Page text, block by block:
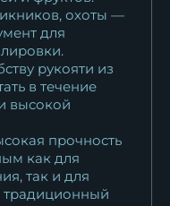
охоты —
для
рукояти из
в течение
высокой
прочность
как для
так и для